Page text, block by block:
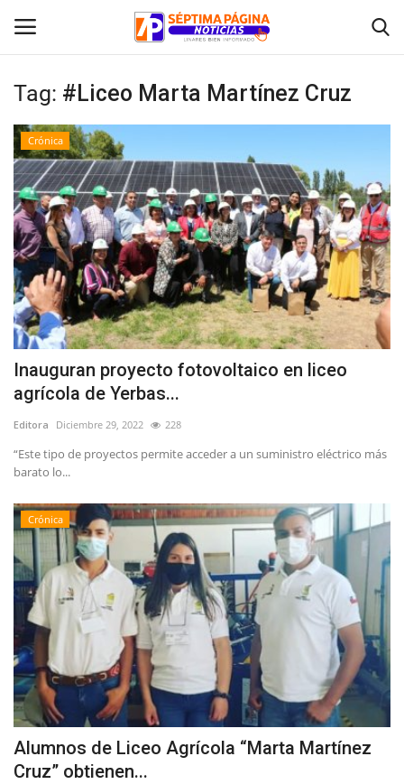
Inicio
Crónica
Policial
Tribunales
Deporte
Política
Espectáculos
Tag: #Liceo Marta Martínez Cruz
Crónica
Inauguran proyecto fotovoltaico en liceo
agrícola de Yerbas...
Editora Diciembre 29, 2022 228
“Este tipo de proyectos permite acceder a un suministro eléctrico más
barato lo...
Crónica
Alumnos de Liceo Agrícola “Marta Martínez
Cruz” obtienen...